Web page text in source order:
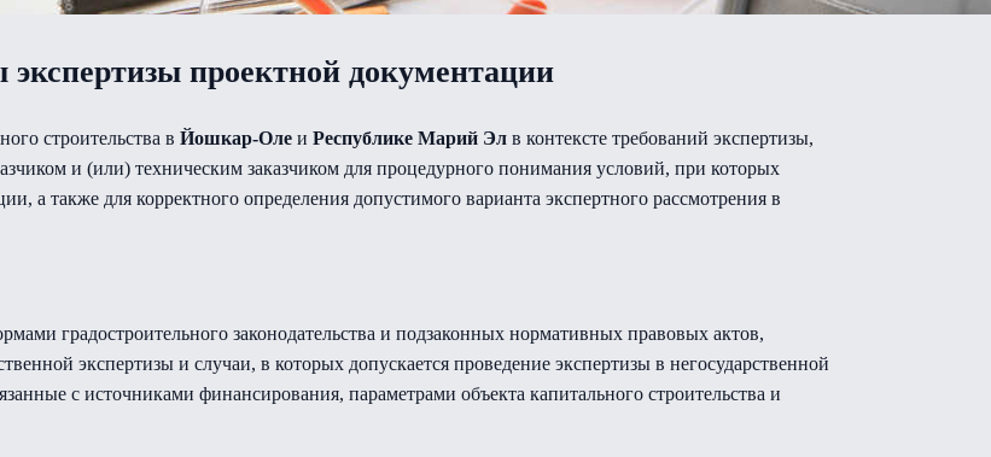
проектной документации
строительства в Йошкар-Оле и Республике Марий Эл в контексте требований экспертизы,
и (или) техническим заказчиком для процедурного понимания условий, при которых
а также для корректного определения допустимого варианта экспертного рассмотрения в
градостроительного законодательства и подзаконных нормативных правовых актов,
экспертизы и случаи, в которых допускается проведение экспертизы в негосударственной
с источниками финансирования, параметрами объекта капитального строительства и